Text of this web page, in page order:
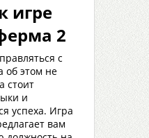
игре
2
с
об этом не
стоит
и
успеха. Игра
вам